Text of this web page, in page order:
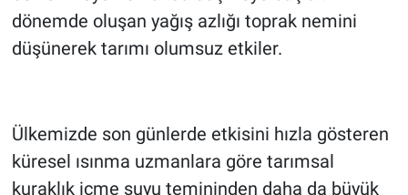
dönemde oluşan yağış azlığı toprak nemini
düşünerek tarımı olumsuz etkiler.
Ülkemizde son günlerde etkisini hızla gösteren
küresel ısınma uzmanlara göre tarımsal
kuraklık içme suyu temininden daha da büyük